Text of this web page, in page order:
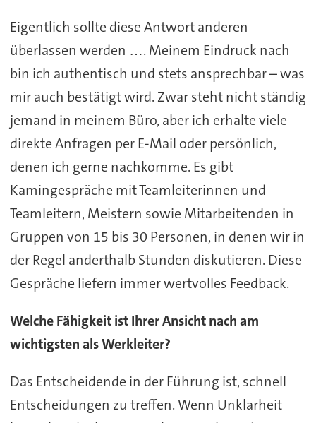
Eigentlich sollte diese Antwort anderen
überlassen werden …. Meinem Eindruck nach
bin ich authentisch und stets ansprechbar – was
mir auch bestätigt wird. Zwar steht nicht ständig
jemand in meinem Büro, aber ich erhalte viele
direkte Anfragen per E-Mail oder persönlich,
denen ich gerne nachkomme. Es gibt
Kamingespräche mit Teamleiterinnen und
Teamleitern, Meistern sowie Mitarbeitenden in
Gruppen von 15 bis 30 Personen, in denen wir in
der Regel anderthalb Stunden diskutieren. Diese
Gespräche liefern immer wertvolles Feedback.
Welche Fähigkeit ist Ihrer Ansicht nach am
wichtigsten als Werkleiter?
Das Entscheidende in der Führung ist, schnell
Entscheidungen zu treffen. Wenn Unklarheit